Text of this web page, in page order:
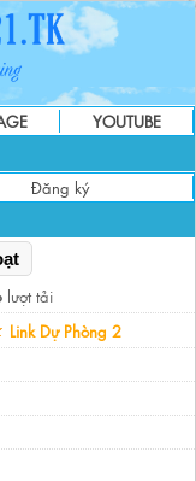
YOUTUBE
Đăng ký
lượt tải
Link Dự Phòng 2